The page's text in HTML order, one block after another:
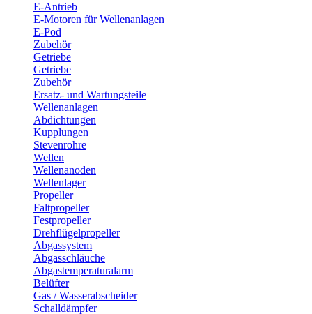
E-Antrieb
E-Motoren für Wellenanlagen
E-Pod
Zubehör
Getriebe
Getriebe
Zubehör
Ersatz- und Wartungsteile
Wellenanlagen
Abdichtungen
Kupplungen
Stevenrohre
Wellen
Wellenanoden
Wellenlager
Propeller
Faltpropeller
Festpropeller
Drehflügelpropeller
Abgassystem
Abgasschläuche
Abgastemperaturalarm
Belüfter
Gas / Wasserabscheider
Schalldämpfer